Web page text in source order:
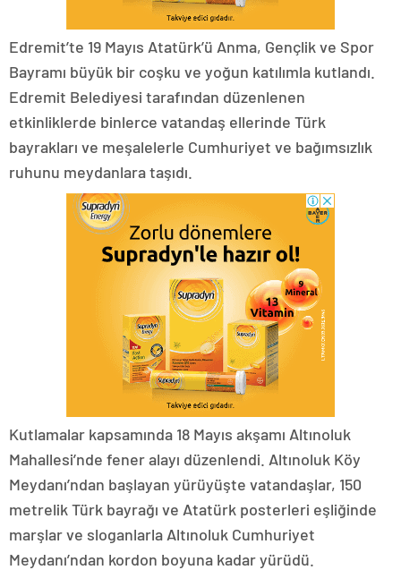
Edremit’te 19 Mayıs Atatürk’ü Anma, Gençlik ve Spor
Bayramı büyük bir coşku ve yoğun katılımla kutlandı.
Edremit Belediyesi tarafından düzenlenen
etkinliklerde binlerce vatandaş ellerinde Türk
bayrakları ve meşalelerle Cumhuriyet ve bağımsızlık
ruhunu meydanlara taşıdı.
Kutlamalar kapsamında 18 Mayıs akşamı Altınoluk
Mahallesi’nde fener alayı düzenlendi. Altınoluk Köy
Meydanı’ndan başlayan yürüyüşte vatandaşlar, 150
metrelik Türk bayrağı ve Atatürk posterleri eşliğinde
marşlar ve sloganlarla Altınoluk Cumhuriyet
Meydanı’ndan kordon boyuna kadar yürüdü.